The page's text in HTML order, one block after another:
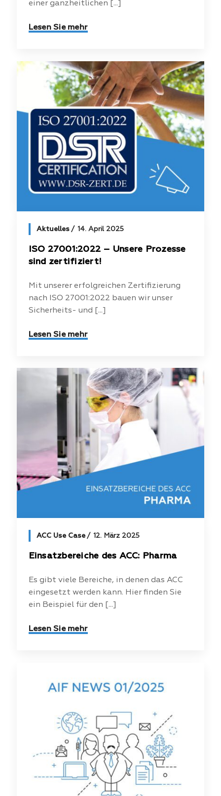
einer ganzheitlichen [...]
Lesen Sie mehr
Aktuelles 14. April 2025
ISO 27001:2022 – Unsere Prozesse
sind zertifiziert!
Mit unserer erfolgreichen Zertifizierung
nach ISO 27001:2022 bauen wir unser
Sicherheits- und [...]
Lesen Sie mehr
ACC Use Case 12. März 2025
Einsatzbereiche des ACC: Pharma
Es gibt viele Bereiche, in denen das ACC
eingesetzt werden kann. Hier finden Sie
ein Beispiel für den [...]
Lesen Sie mehr